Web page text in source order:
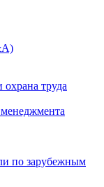
труда
по зарубежным